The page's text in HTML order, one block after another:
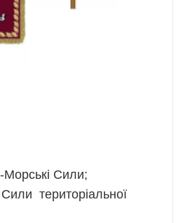
Морські Сили;
територіальної